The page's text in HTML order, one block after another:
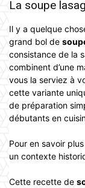
La soupe
Il y a quelque
grand bol de
consistance de la
combinent d’une
vous la serviez à
cette variante
de préparation
débutants en
Pour en savoir
un contexte
Cette recette de